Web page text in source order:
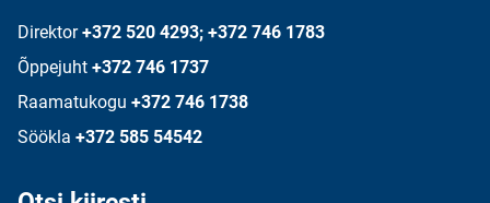
Direktor +372 520 4293; +372 746 1783
Õppejuht +372 746 1737
Raamatukogu +372 746 1738
Söökla +372 585 54542